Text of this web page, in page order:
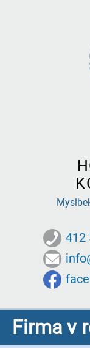
412
Firma v